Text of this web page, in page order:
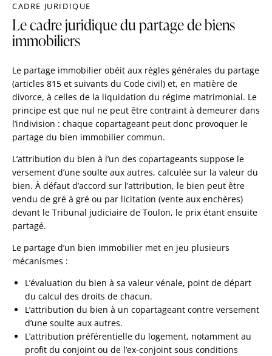
CADRE JURIDIQUE
Le cadre juridique du partage de biens
immobiliers
Le partage immobilier obéit aux règles générales du partage
(articles 815 et suivants du Code civil) et, en matière de
divorce, à celles de la liquidation du régime matrimonial. Le
principe est que nul ne peut être contraint à demeurer dans
l’indivision : chaque copartageant peut donc provoquer le
partage du bien immobilier commun.
L’attribution du bien à l’un des copartageants suppose le
versement d’une soulte aux autres, calculée sur la valeur du
bien. À défaut d’accord sur l’attribution, le bien peut être
vendu de gré à gré ou par licitation (vente aux enchères)
devant le Tribunal judiciaire de Toulon, le prix étant ensuite
partagé.
Le partage d’un bien immobilier met en jeu plusieurs
mécanismes :
L’évaluation du bien à sa valeur vénale, point de départ
du calcul des droits de chacun.
L’attribution du bien à un copartageant contre versement
d’une soulte aux autres.
L’attribution préférentielle du logement, notamment au
profit du conjoint ou de l’ex-conjoint sous conditions